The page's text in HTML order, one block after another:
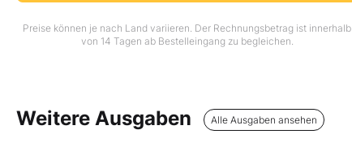
Preise können je nach Land variieren. Der Rechnungsbetrag ist innerhalb
von 14 Tagen ab Bestelleingang zu begleichen.
Weitere Ausgaben Alle Ausgaben ansehen